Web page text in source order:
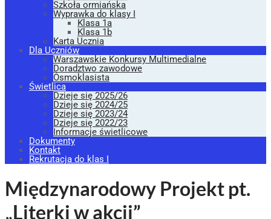
Szkoła ormiańska
Wyprawka do klasy I
Klasa 1a
Klasa 1b
Karta Ucznia
Dla Uczniów
Warszawskie Konkursy Multimedialne
Doradztwo zawodowe
Ósmoklasista
Świetlica
Dzieje się 2025/26
Dzieje się 2024/25
Dzieje się 2023/24
Dzieje się 2022/23
Informacje świetlicowe
Dokumenty
Kontakt
Rekrutacja do klas I
Międzynarodowy Projekt pt.
„Literki w akcji”